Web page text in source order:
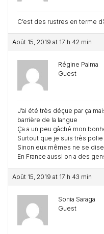
C’est des rustres en terme
Août 15, 2019 at 17 h 42 min
Régine Palma
Guest
J’ai été très déçue par ça
barrière de la langue
Ça a un peu gâché mon
Surtout que je suis très
Sinon eux mêmes ne se
En France aussi on a des
Août 15, 2019 at 17 h 43 min
Sonia Saraga
Guest